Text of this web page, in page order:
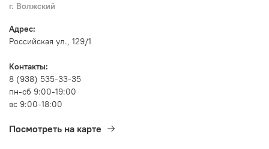
г. Волжский
Адрес:
Российская ул., 129/1
Контакты:
8 (938) 535-33-35
пн-сб 9:00-19:00
вс 9:00-18:00
Посмотреть на карте